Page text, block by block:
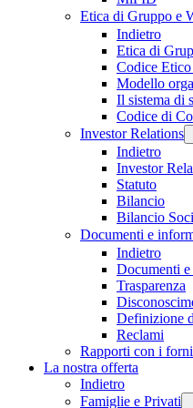
Etica di Gruppo e
Indietro
Etica di
Codice
Modello
Il sistema di
Codice di
Investor Relations
Indietro
Investor
Statuto
Bilancio
Bilancio
Documenti e
Indietro
Documenti
Trasparenza
Definizione
Reclami
Rapporti con i
La nostra offerta
Indietro
Famiglie e Privati